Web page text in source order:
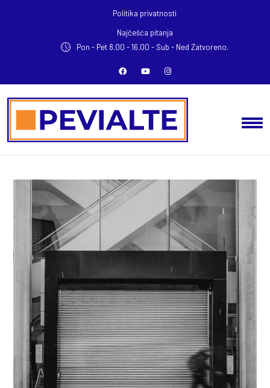
Politika privatnosti
Najčešća pitanja
Pon - Pet 8.00 - 16.00 - Sub - Ned Zatvoreno.